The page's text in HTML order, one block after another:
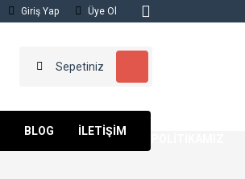
Giriş Yap Üye Ol
Sepetiniz
BLOG İLETİŞİM